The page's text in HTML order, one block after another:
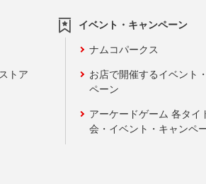
トア
イベント・キャンペーン
ナムコパークス
お店で開催するイベント
ペーン
アーケードゲーム 各タイ
会・イベント・キャンペ